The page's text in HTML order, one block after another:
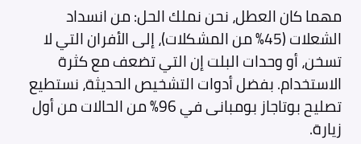
مهما كان العطل، نحن نملك الحل: من انسداد
الشعلات (45% من المشكلات)، إلى الأفران التي لا
تسخن، أو وحدات البلت إن التي تضعف مع كثرة
الاستخدام. بفضل أدوات التشخيص الحديثة، نستطيع
تصليح بوتاجاز بومبانى في 96% من الحالات من أول
زيارة.